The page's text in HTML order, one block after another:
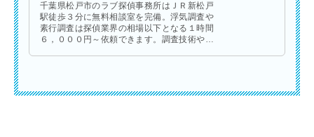
千葉県松戸市のラブ探偵事務所はＪＲ新松戸
駅徒歩３分に無料相談室を完備。浮気調査や
素行調査は探偵業界の相場以下となる１時間
６，０００円～依頼できます。調査技術やク